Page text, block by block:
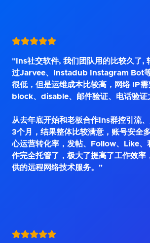
"Ins社交软件, 我们团队用的比较久了,
过Jarvee、Instadub Instagram Bot
很低，但是运维成本比较高，网络 IP
block、disable、邮件验证、电话验证
从去年底开始和老板合作Ins群控引流
3个月，结果整体比较满意，账号安全
心运营转化率，发帖、Follow、Like、
作完全托管了，极大了提高了工作效率
供的远程网络技术服务。"